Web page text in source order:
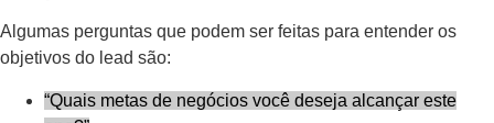
Algumas perguntas que podem ser feitas para entender os
objetivos do lead são:
“Quais metas de negócios você deseja alcançar este